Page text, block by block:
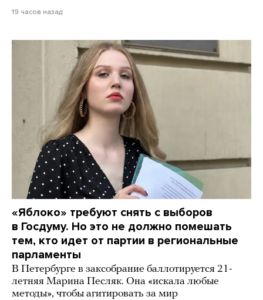
19 часов назад
«Яблоко» требуют снять с выборов
в Госдуму. Но это не должно помешать
тем, кто идет от партии в региональные
парламенты
В Петербурге в заксобрание баллотируется 21-
летняя Марина Песляк. Она «искала любые
методы», чтобы агитировать за мир